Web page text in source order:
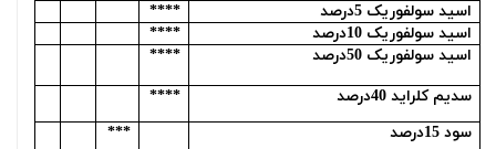
اسید سولفوریک 5درصد
****
اسید سولفوریک 10درصد
****
اسید سولفوریک 50درصد
****
سدیم کلراید 40درصد
****
سود 15درصد
***